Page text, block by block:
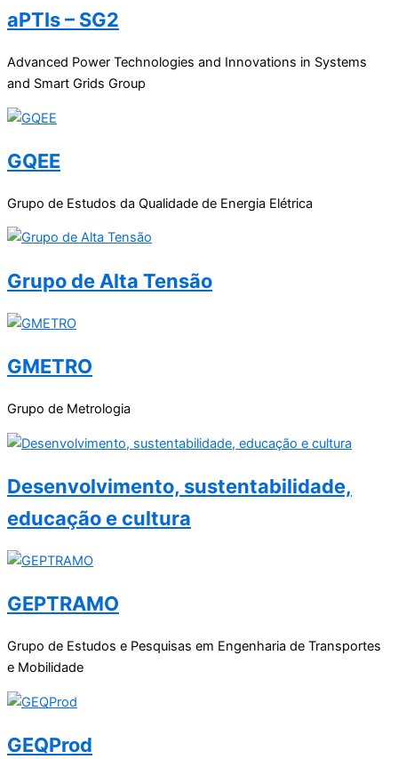
aPTIs – SG2
Advanced Power Technologies and Innovations in Systems
and Smart Grids Group
GQEE
Grupo de Estudos da Qualidade de Energia Elétrica
Grupo de Alta Tensão
GMETRO
Grupo de Metrologia
Desenvolvimento, sustentabilidade,
educação e cultura
GEPTRAMO
Grupo de Estudos e Pesquisas em Engenharia de Transportes
e Mobilidade
GEQProd